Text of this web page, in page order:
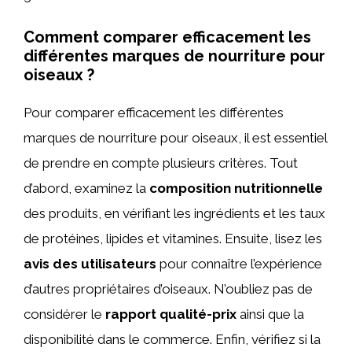
Comment comparer efficacement les
différentes marques de nourriture pour
oiseaux ?
Pour comparer efficacement les différentes
marques de nourriture pour oiseaux, il est essentiel
de prendre en compte plusieurs critères. Tout
d’abord, examinez la composition nutritionnelle
des produits, en vérifiant les ingrédients et les taux
de protéines, lipides et vitamines. Ensuite, lisez les
avis des utilisateurs pour connaître l’expérience
d’autres propriétaires d’oiseaux. N’oubliez pas de
considérer le rapport qualité-prix ainsi que la
disponibilité dans le commerce. Enfin, vérifiez si la